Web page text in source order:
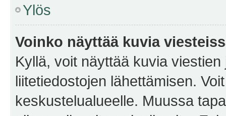
Ylös
Voinko näyttää kuvia
Kyllä, voit näyttää kuvia
liitetiedostojen lähettämisen.
keskustelualueelle. Muussa